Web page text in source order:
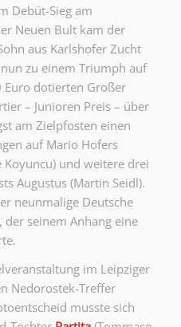
Debüt-Sieg am
Neuen Bult kam der
aus Karlshofer Zucht
zu einem Triumph auf
dotierten Großer
– Junioren Preis – über
am Zielpfosten einen
auf Mario Hofers
und weitere drei
Augustus (Martin Seidl).
neunmalige Deutsche
der seinem Anhang eine
im Leipziger
Nedorostek-Treffer
musste sich